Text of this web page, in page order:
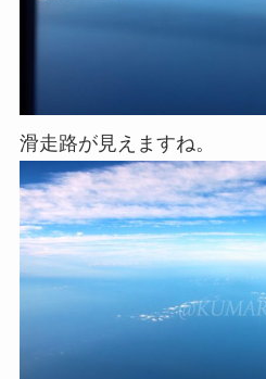
滑走路が見えますね。